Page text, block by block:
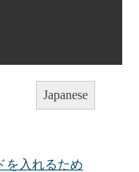
Japanese
を入れるため